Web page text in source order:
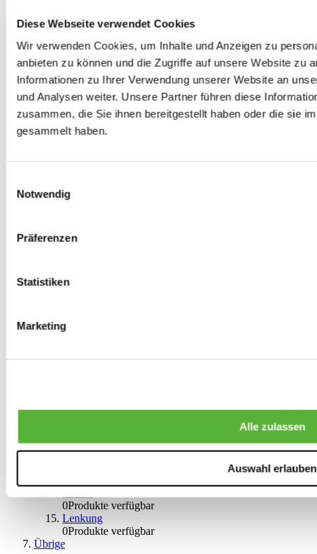
Diese Webseite verwendet Cookies
Wir verwenden Cookies, um Inhalte und Anzeigen zu
anbieten zu können und die Zugriffe auf unsere Website zu
Informationen zu Ihrer Verwendung unserer Website an
und Analysen weiter. Unsere Partner führen diese
zusammen, die Sie ihnen bereitgestellt haben oder die sie
gesammelt haben.
Notwendig
Präferenzen
Statistiken
Marketing
Alle zulassen
Auswahl erlauben
Radlagern & Naben
0Produkte verfügbar
Räder und Zubehör
0Produkte verfügbar
Spurverbreiterungen
0Produkte verfügbar
Radmuttern
0Produkte verfügbar
Bremsen
Handbremsen
0Produkte verfügbar
0Produkte verfügbar
Lenkung
0Produkte verfügbar
Übrige